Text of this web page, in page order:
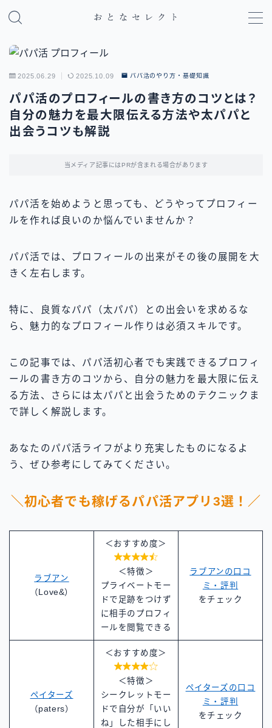
MENU
パパ活のやり方・基礎知識
パパ活アプリ比較
2025.06.29 2025.10.09 パパ活のやり方・基礎知識
パパ活のプロフィールの書き方のコツとは？
自分の魅力を最大限伝える方法や太パパと
出会うコツも解説
当メディア記事にはPRが含まれる場合があります
パパ活を始めようと思っても、どうやってプロフィー
ルを作れば良いのか悩んでいませんか？
パパ活では、プロフィールの出来がその後の展開を大
きく左右します。
特に、良質なパパ（太パパ）との出会いを求めるな
ら、魅力的なプロフィール作りは必須スキルです。
この記事では、パパ活初心者でも実践できるプロフィ
ールの書き方のコツから、自分の魅力を最大限に伝え
る方法、さらには太パパと出会うためのテクニックま
で詳しく解説します。
あなたのパパ活ライフがより充実したものになるよ
う、ぜひ参考にしてみてください。
＼初心者でも稼げるパパ活アプリ3選！／
ラブアン
（Love&）
＜おすすめ度＞

＜特徴＞
プライベートモー
ドで足跡をつけず
に相手のプロフィ
ールを閲覧できる
ラブアンの口コ
ミ・評判
をチェック
ペイターズ
（paters）
＜おすすめ度＞

＜特徴＞
シークレットモー
ドで自分が「いい
ね」した相手にし
ペイターズの口コ
ミ・評判
をチェック